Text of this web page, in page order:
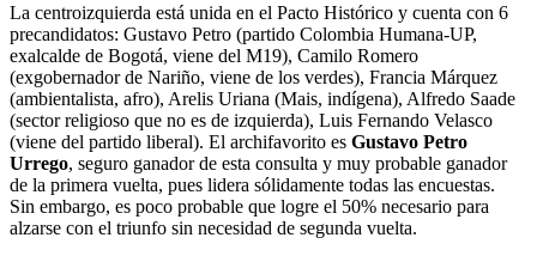
La centroizquierda está unida en el Pacto Histórico y cuenta con 6
precandidatos: Gustavo Petro (partido Colombia Humana-UP,
exalcalde de Bogotá, viene del M19), Camilo Romero
(exgobernador de Nariño, viene de los verdes), Francia Márquez
(ambientalista, afro), Arelis Uriana (Mais, indígena), Alfredo Saade
(sector religioso que no es de izquierda), Luis Fernando Velasco
(viene del partido liberal). El archifavorito es Gustavo Petro
Urrego, seguro ganador de esta consulta y muy probable ganador
de la primera vuelta, pues lidera sólidamente todas las encuestas.
Sin embargo, es poco probable que logre el 50% necesario para
alzarse con el triunfo sin necesidad de segunda vuelta.